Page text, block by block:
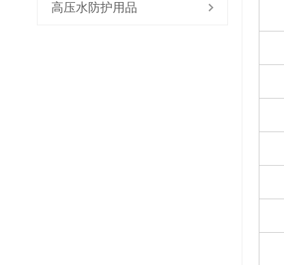
高压水防护用品